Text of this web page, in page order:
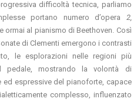
difficoltà tecnica, parliamo
portano numero d’opera 2,
ormai al pianismo di Beethoven. Così
di Clementi emergono i contrasti
le esplorazioni nelle regioni più
pedale, mostrando la volontà di
espressive del pianoforte, capace
complesso, influenzato